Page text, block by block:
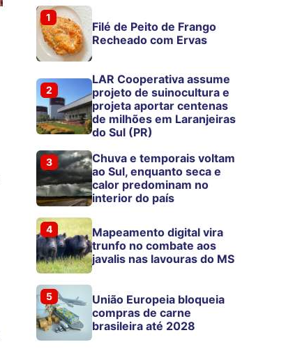
1
Filé de Peito de Frango
Recheado com Ervas
2
LAR Cooperativa assume
projeto de suinocultura e
projeta aportar centenas
de milhões em Laranjeiras
do Sul (PR)
3
Chuva e temporais voltam
ao Sul, enquanto seca e
calor predominam no
interior do país
4
Mapeamento digital vira
trunfo no combate aos
javalis nas lavouras do MS
5
União Europeia bloqueia
compras de carne
brasileira até 2028